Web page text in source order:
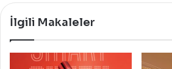
İlgili Makaleler